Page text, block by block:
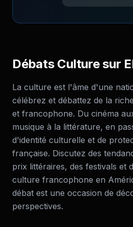
Débats Culturesur
La culture est l'âme d'une
célébrez et débattez de la
et francophone. Du cinéma
musique à la littérature, en
d'identité culturelle et de
française. Discutez des
prix littéraires, des festivals et
culture francophone en
débat est une occasion de
perspectives.